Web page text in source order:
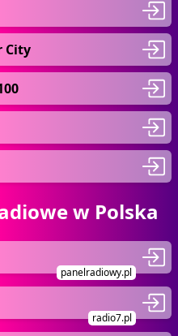
City
w Polska
panelradiowy.pl
radio7.pl